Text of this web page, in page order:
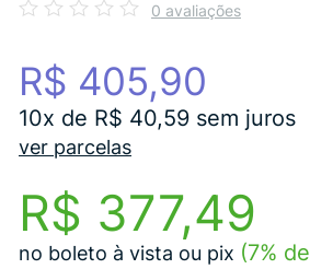
0 avaliações
R$ 405,90
10x de R$ 40,59 sem juros
ver parcelas
R$ 377,49
no boleto à vista ou pix (7% de